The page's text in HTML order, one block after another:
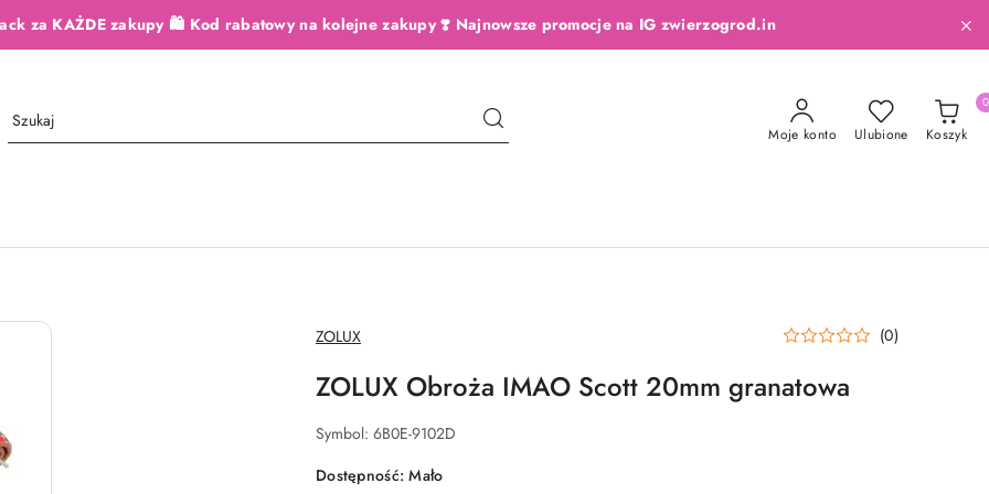
za KAŻDE zakupy 🛍️ Kod rabatowy na kolejne zakupy ❣️ Najnowsze promocje na IG zwierzogrod.in
Moje konto Ulubione Koszyk
0
NAZWA
PRODUCENTA:
ZOLUX (0)
ZOLUX Obroża IMAO Scott 20mm granatowa
Symbol: 6B0E-9102D
Dostępność:Mało